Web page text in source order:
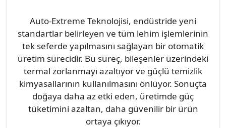
Auto-Extreme Teknolojisi, endüstride yeni
standartlar belirleyen ve tüm lehim işlemlerinin
tek seferde yapılmasını sağlayan bir otomatik
üretim sürecidir. Bu süreç, bileşenler üzerindeki
termal zorlanmayı azaltıyor ve güçlü temizlik
kimyasallarının kullanılmasını önlüyor. Sonuçta
doğaya daha az etki eden, üretimde güç
tüketimini azaltan, daha güvenilir bir ürün
ortaya çıkıyor.